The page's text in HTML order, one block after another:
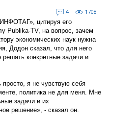
4
1708
цитируя его
Publika-TV, на вопрос, зачем
экономических наук нужна
Додон сказал, что для него
решать конкретные задачи и
просто, я не чувствую себя
политика не для меня. Мне
задачи и их
решение», - сказал он.